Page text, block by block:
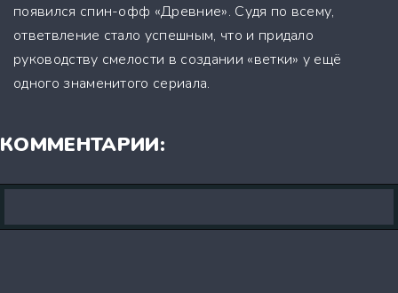
появился спин-офф «Древние». Судя по всему,
ответвление стало успешным, что и придало
руководству смелости в создании «ветки» у ещё
одного знаменитого сериала.
КОММЕНТАРИИ: